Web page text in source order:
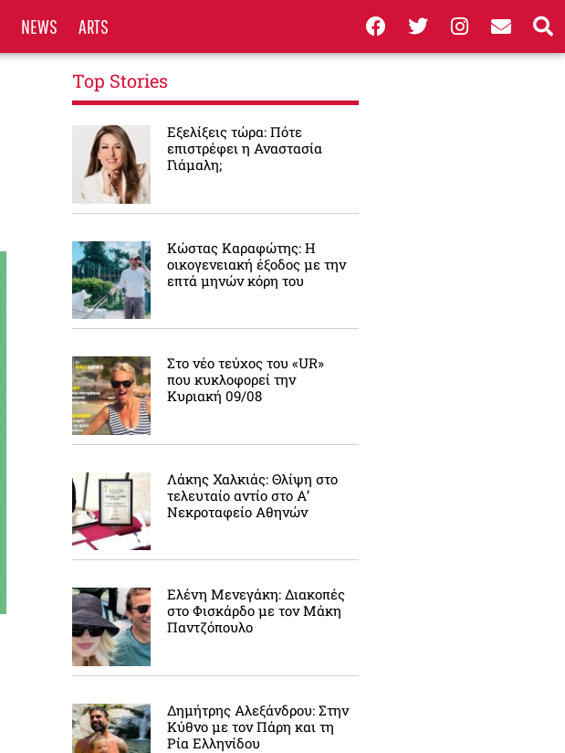
NEWS ARTS
Top Stories
Εξελίξεις τώρα: Πότε
επιστρέφει η Αναστασία
Γιάμαλη;
Κώστας Καραφώτης: Η
οικογενειακή έξοδος με την
επτά μηνών κόρη του
Στο νέο τεύχος του «UR»
που κυκλοφορεί την
Κυριακή 09/08
Λάκης Χαλκιάς: Θλίψη στο
τελευταίο αντίο στο Α’
Νεκροταφείο Αθηνών
Ελένη Μενεγάκη: Διακοπές
στο Φισκάρδο με τον Μάκη
Παντζόπουλο
Δημήτρης Αλεξάνδρου: Στην
Κύθνο με τον Πάρη και τη
Ρία Ελληνίδου